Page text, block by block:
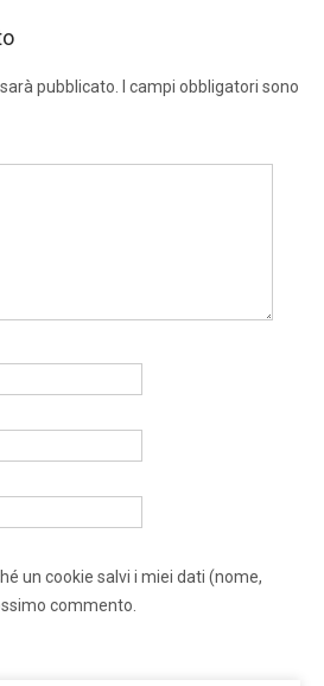
pubblicato.
I campi obbligatori sono
un cookie salvi i miei dati (nome,
commento.